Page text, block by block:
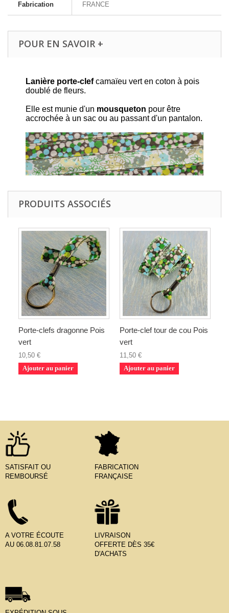
Fabrication FRANCE
POUR EN SAVOIR +
Lanière porte-clefcamaïeu vert en coton à pois
doublé de fleurs.
Elle est munie d'un mousqueton pour être
accrochée à un sac ou au passant d'un pantalon.
PRODUITS ASSOCIÉS
Porte-clefs dragonne Pois
vert
10,50 €
Ajouter au panier
Porte-clef tour de cou Pois
vert
11,50 €
Ajouter au panier
SATISFAIT OU
REMBOURSÉ
FABRICATION
FRANÇAISE
A VOTRE ÉCOUTE
AU 06.08.81.07.58
LIVRAISON
OFFERTE DÈS 35€
D'ACHATS